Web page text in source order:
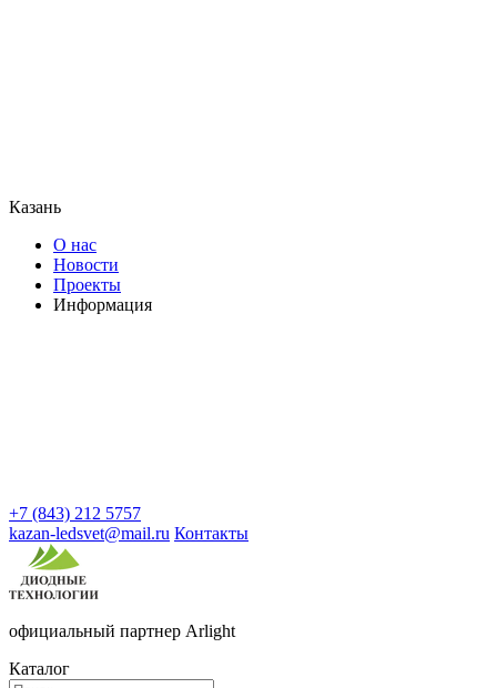
Казань
О нас
Новости
Проекты
Информация
+7 (843) 212 5757
kazan-ledsvet@mail.ru Контакты
официальный партнер Arlight
Каталог